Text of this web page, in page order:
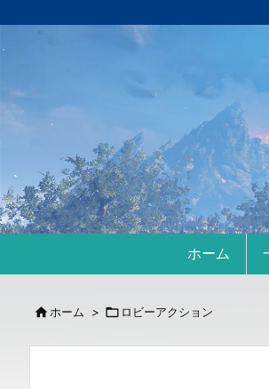
ホーム
 ホーム >  ロビーアクション